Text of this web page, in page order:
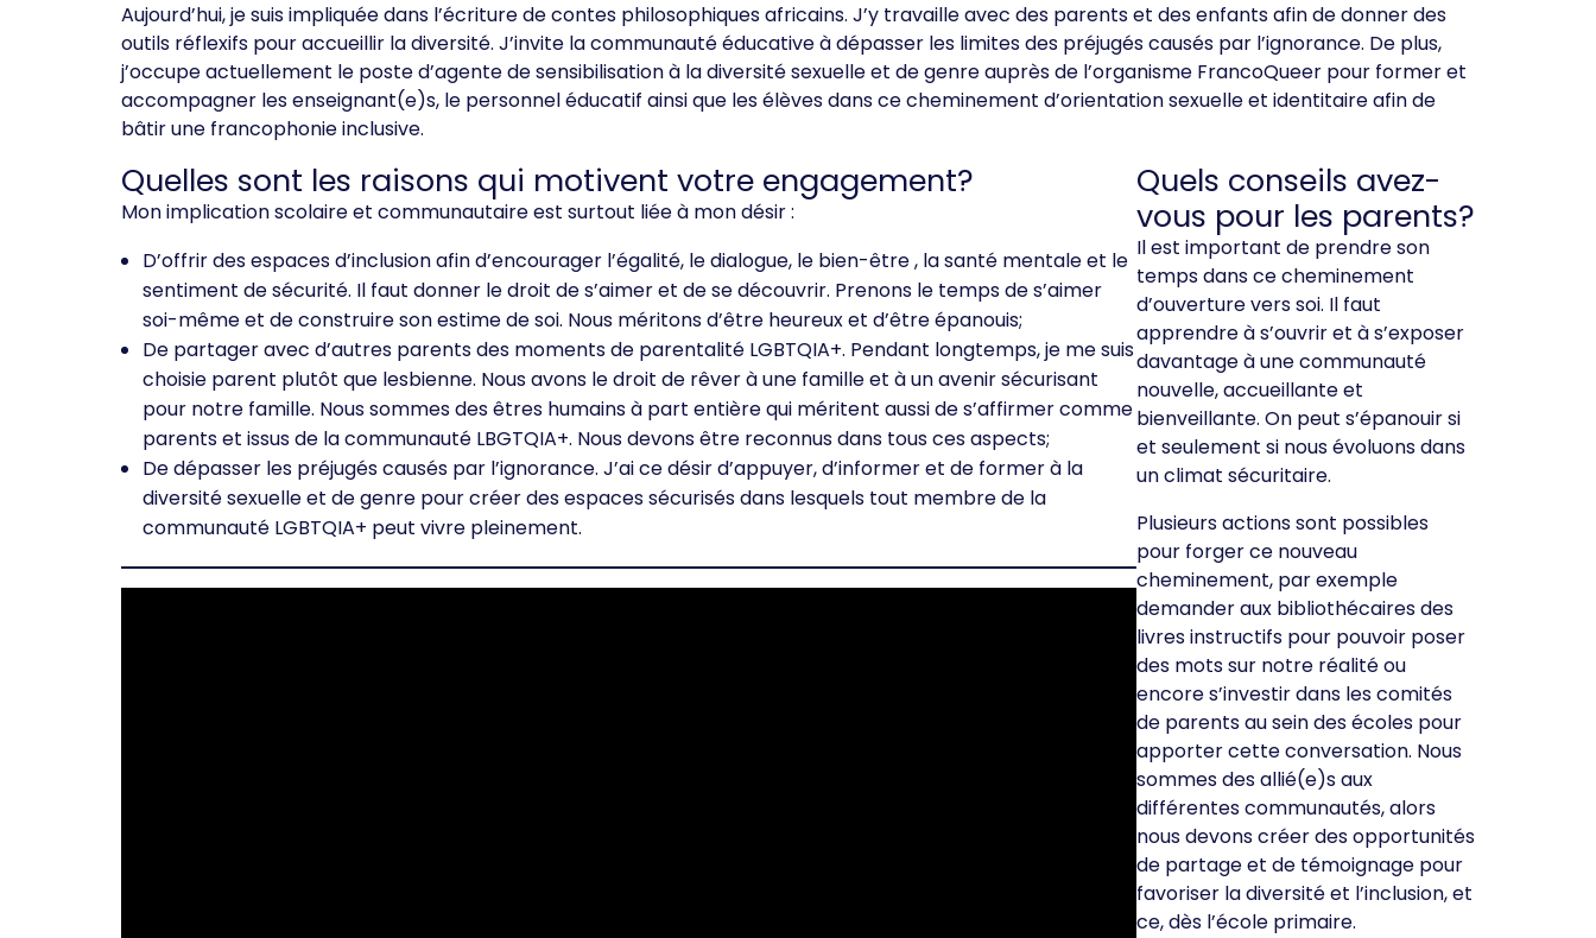
Aujourd’hui, je suis impliquée dans l’écriture de contes philosophiques africains. J’y travaille avec des parents et des enfants afin de donner des
outils réflexifs pour accueillir la diversité. J’invite la communauté éducative à dépasser les limites des préjugés causés par l’ignorance. De plus,
j’occupe actuellement le poste d’agente de sensibilisation à la diversité sexuelle et de genre auprès de l’organisme FrancoQueer pour former et
accompagner les enseignant(e)s, le personnel éducatif ainsi que les élèves dans ce cheminement d’orientation sexuelle et identitaire afin de
bâtir une francophonie inclusive.
Quelles sont les raisons qui motivent votre engagement?
Mon implication scolaire et communautaire est surtout liée à mon désir :
D’offrir des espaces d’inclusion afin d’encourager l’égalité, le dialogue, le bien-être , la santé mentale et le
sentiment de sécurité. Il faut donner le droit de s’aimer et de se découvrir. Prenons le temps de s’aimer
soi-même et de construire son estime de soi. Nous méritons d’être heureux et d’être épanouis;
De partager avec d’autres parents des moments de parentalité LGBTQIA+. Pendant longtemps, je me suis
choisie parent plutôt que lesbienne. Nous avons le droit de rêver à une famille et à un avenir sécurisant
pour notre famille. Nous sommes des êtres humains à part entière qui méritent aussi de s’affirmer comme
parents et issus de la communauté LBGTQIA+. Nous devons être reconnus dans tous ces aspects;
De dépasser les préjugés causés par l’ignorance. J’ai ce désir d’appuyer, d’informer et de former à la
diversité sexuelle et de genre pour créer des espaces sécurisés dans lesquels tout membre de la
communauté LGBTQIA+ peut vivre pleinement.
Quels conseils avez-
vous pour les parents?
Il est important de prendre son
temps dans ce cheminement
d’ouverture vers soi. Il faut
apprendre à s’ouvrir et à s’exposer
davantage à une communauté
nouvelle, accueillante et
bienveillante. On peut s’épanouir si
et seulement si nous évoluons dans
un climat sécuritaire.
Plusieurs actions sont possibles
pour forger ce nouveau
cheminement, par exemple
demander aux bibliothécaires des
livres instructifs pour pouvoir poser
des mots sur notre réalité ou
encore s’investir dans les comités
de parents au sein des écoles pour
apporter cette conversation. Nous
sommes des allié(e)s aux
différentes communautés, alors
nous devons créer des opportunités
de partage et de témoignage pour
favoriser la diversité et l’inclusion, et
ce, dès l’école primaire.